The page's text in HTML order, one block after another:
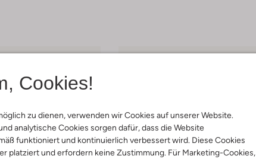
Cookies!
zu dienen, verwenden wir Cookies auf unserer Website.
analytische Cookies sorgen dafür, dass die Website
funktioniert und kontinuierlich verbessert wird. Diese Cookies
platziert und erfordern keine Zustimmung. Für Marketing-Cookies,